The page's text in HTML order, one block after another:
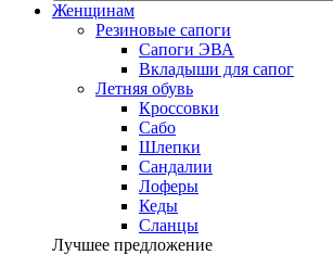
Женщинам
Резиновые сапоги
Cапоги ЭВА
Вкладыши для сапог
Летняя обувь
Кроссовки
Сабо
Шлепки
Сандалии
Лоферы
Кеды
Сланцы
Лучшее предложение